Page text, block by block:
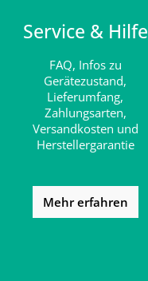
Service & Hilfe
FAQ, Infos zu
Gerätezustand,
Lieferumfang,
Zahlungsarten,
Versandkosten und
Herstellergarantie
Mehr erfahren